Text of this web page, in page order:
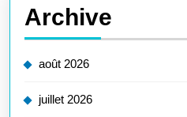
Archive
août 2026
juillet 2026